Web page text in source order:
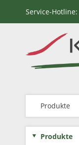
Service-Hotline:
Produkte
Produkte